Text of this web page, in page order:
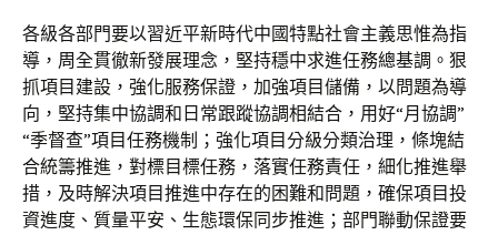
各級各部門要以習近平新時代中國特點社會主義思惟為指
導，周全貫徹新發展理念，堅持穩中求進任務總基調。狠
抓項目建設，強化服務保證，加強項目儲備，以問題為導
向，堅持集中協調和日常跟蹤協調相結合，用好“月協調”
“季督查”項目任務機制；強化項目分級分類治理，條塊結
合統籌推進，對標目標任務，落實任務責任，細化推進舉
措，及時解決項目推進中存在的困難和問題，確保項目投
資進度、質量平安、生態環保同步推進；部門聯動保證要